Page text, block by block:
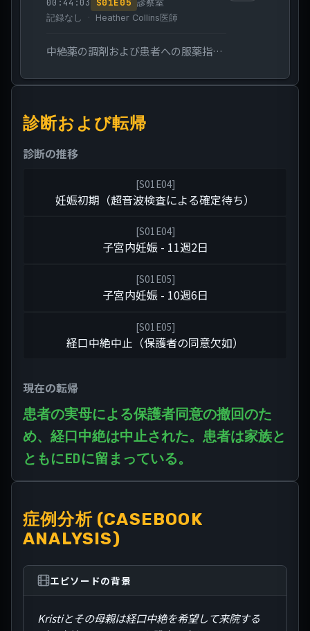
診察室
記録なし
Heather Collins医師
中絶薬の調剤および患者への服薬指導。
診断および転帰
診断の推移
[S01E04]
妊娠初期（超音波検査による確定待ち）
[S01E04]
子宮内妊娠 - 11週2日
[S01E05]
子宮内妊娠 - 10週6日
[S01E05]
経口中絶中止（保護者の同意欠如）
現在の転帰
患者の実母による保護者同意の撤回のた
め、経口中絶は中止された。患者は家族と
ともにEDに留まっている。
症例分析 (CASEBOOK
ANALYSIS)
エピソードの背景
Kristiとその母親は経口中絶を希望して来院する